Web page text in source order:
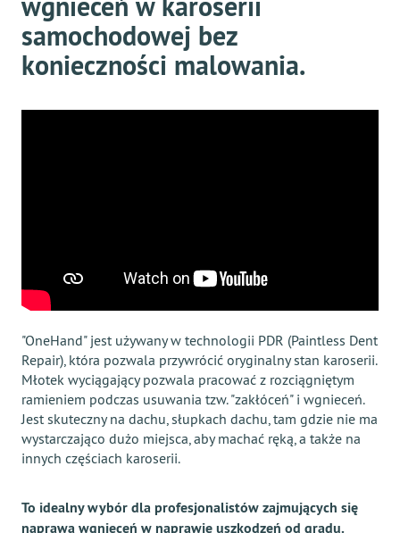
samochodowej bez
konieczności malowania.
"OneHand" jest używany w technologii PDR (Paintless Dent
Repair), która pozwala przywrócić oryginalny stan karoserii.
Młotek wyciągający pozwala pracować z rozciągniętym
ramieniem podczas usuwania tzw. "zakłóceń" i wgnieceń.
Jest skuteczny na dachu, słupkach dachu, tam gdzie nie ma
wystarczająco dużo miejsca, aby machać ręką, a także na
innych częściach karoserii.
To idealny wybór dla profesjonalistów zajmujących się
naprawą wgnieceń w naprawie uszkodzeń od gradu.